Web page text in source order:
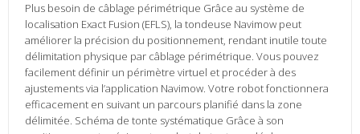
Plus besoin de câblage périmétrique Grâce au système de
localisation Exact Fusion (EFLS), la tondeuse Navimow peut
améliorer la précision du positionnement, rendant inutile toute
délimitation physique par câblage périmétrique. Vous pouvez
facilement définir un périmètre virtuel et procéder à des
ajustements via l’application Navimow. Votre robot fonctionnera
efficacement en suivant un parcours planifié dans la zone
délimitée. Schéma de tonte systématique Grâce à son